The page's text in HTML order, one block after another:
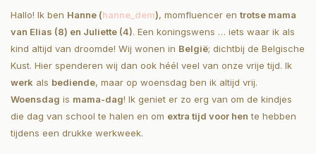
Hallo! Ik ben Hanne (hanne_dem), momfluencer en trotse mama
van Elias (8) en Juliette (4). Een koningswens … iets waar ik als
kind altijd van droomde! Wij wonen in België; dichtbij de Belgische
Kust. Hier spenderen wij dan ook héél veel van onze vrije tijd. Ik
werk als bediende, maar op woensdag ben ik altijd vrij.
Woensdag is mama-dag! Ik geniet er zo erg van om de kindjes
die dag van school te halen en om extra tijd voor hen te hebben
tijdens een drukke werkweek.